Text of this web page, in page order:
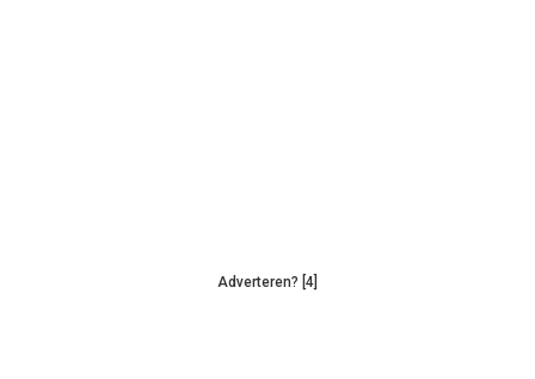
Adverteren? [4]